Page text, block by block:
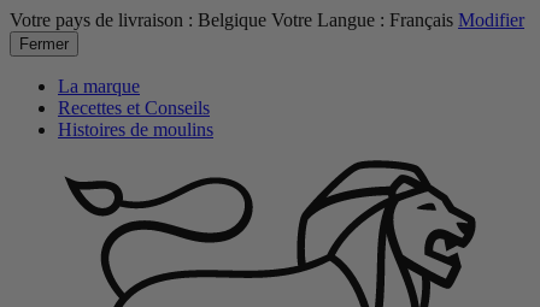
Votre pays de livraison : Belgique Votre Langue : Français Modifier
Fermer
La marque
Recettes et Conseils
Histoires de moulins